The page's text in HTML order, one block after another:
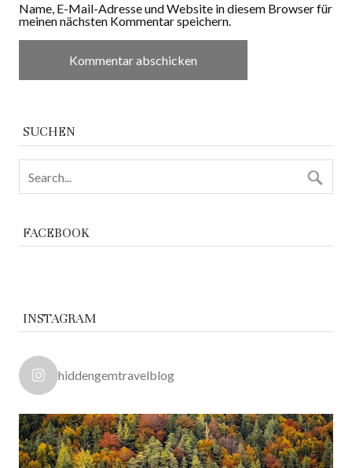
Name, E-Mail-Adresse und Website in diesem Browser für
meinen nächsten Kommentar speichern.
SUCHEN
FACEBOOK
INSTAGRAM
hiddengemtravelblog